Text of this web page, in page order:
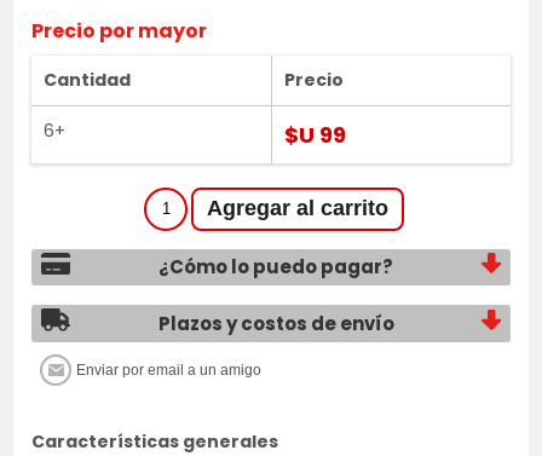
Precio por mayor
Cantidad
6+
Precio
$U 99
¿Cómo lo puedo pagar?
Plazos y costos de envío
Características generales